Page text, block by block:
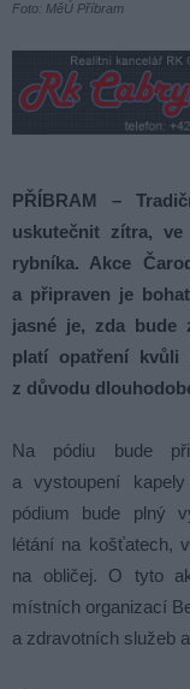
Foto: MěÚ Příbram
PŘÍBRAM –
uskutečnit zítra,
rybníka. Akce
a připraven je
jasné je, zda bude
platí opatření kvůli
z důvodu
Na pódiu bude
a vystoupení
pódium bude plný
létání na košťatech,
na obličej. O tyto
místních organizací
a zdravotních služeb